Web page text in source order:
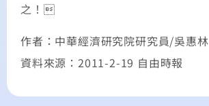
之！
作者：中華經濟研究院研究員/吳惠林
資料來源：2011-2-19 自由時報